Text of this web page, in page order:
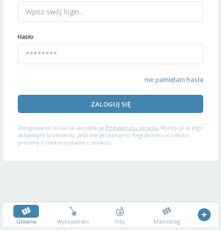
Hasło
nie pamiętam hasła
ZALOGUJ SIĘ
Zalogowanie oznacza akceptację Regulaminu serwisu Wykop.pl w jego
aktualnym brzmieniu. Jeśli nie akceptujesz Regulaminu w całości,
prosimy o niekorzystanie z serwisu.
Główna Wykopalisko Hity Mikroblog